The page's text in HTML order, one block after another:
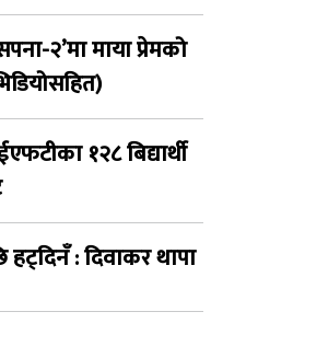
२’मा माया प्रेमको
१२८ बिद्यार्थी
: दिवाकर थापा